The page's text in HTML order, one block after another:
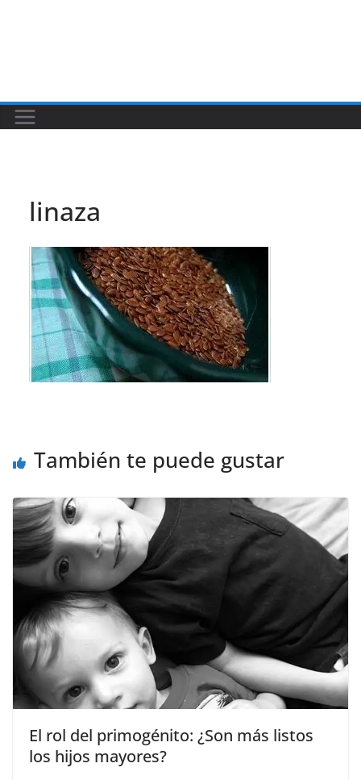
linaza
También te puede gustar
El rol del primogénito: ¿Son más listos
los hijos mayores?